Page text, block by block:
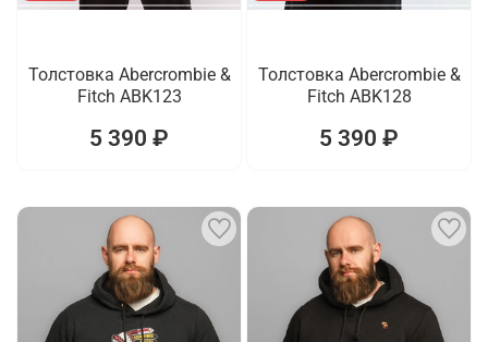
Толстовка Abercrombie &
Fitch ABK123
5 390 ₽
Толстовка Abercrombie &
Fitch ABK128
5 390 ₽